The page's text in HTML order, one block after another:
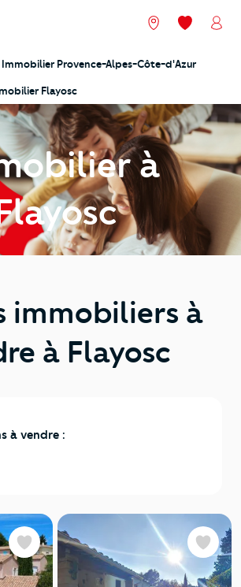
Nos agences
Mes
Immobilier Provence-Alpes-Côte-d'Azur
Flayosc
à
immobiliers à
à Flayosc
à vendre :
Favoris Favoris